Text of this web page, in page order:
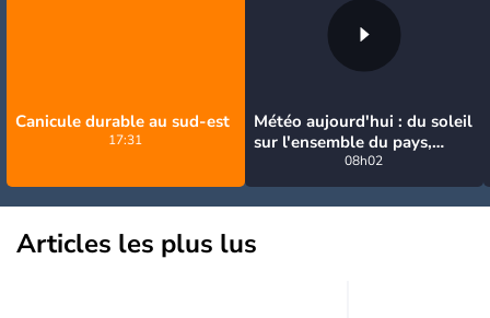
Canicule durable au sud-est
17:31
Météo aujourd'hui : du soleil
sur l'ensemble du pays,
jusqu'à 40°C au sud-est
08h02
Articles les plus lus